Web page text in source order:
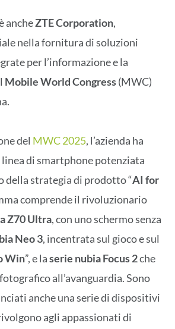
ancheZTE Corporation,
nella fornitura di soluzioni
per l’informazione e la
Mobile World Congress(MWC)
del MWC 2025, l’azienda ha
di smartphone potenziata
della strategia di prodotto “AI for
comprende il rivoluzionario
Z70 Ultra, con uno schermo senza
Neo 3, incentrata sul gioco e sul
Win”, e laserie nubia Focus 2che
all’avanguardia. Sono
anche una serie di dispositivi
agli appassionati di